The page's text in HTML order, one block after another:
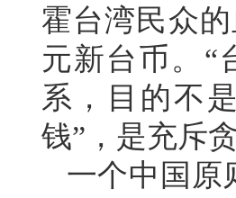
霍台湾民众
元新台币。“
系，目的不
钱”，是充斥
一个中国原